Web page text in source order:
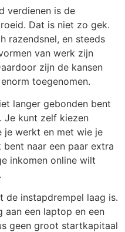
verdienen is de
Dat is niet zo gek.
razendsnel, en steeds
van werk zijn
zijn de kansen
toegenomen.
langer gebonden bent
Je kunt zelf kiezen
je werkt en met wie je
naar een paar extra
inkomen online wilt
de instapdrempel laag is.
aan een laptop en een
geen groot startkapitaal